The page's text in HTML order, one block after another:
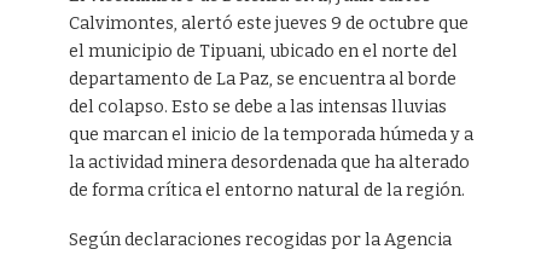
Calvimontes, alertó este jueves 9 de octubre que
el municipio de Tipuani, ubicado en el norte del
departamento de La Paz, se encuentra al borde
del colapso. Esto se debe a las intensas lluvias
que marcan el inicio de la temporada húmeda y a
la actividad minera desordenada que ha alterado
de forma crítica el entorno natural de la región.
Según declaraciones recogidas por la Agencia